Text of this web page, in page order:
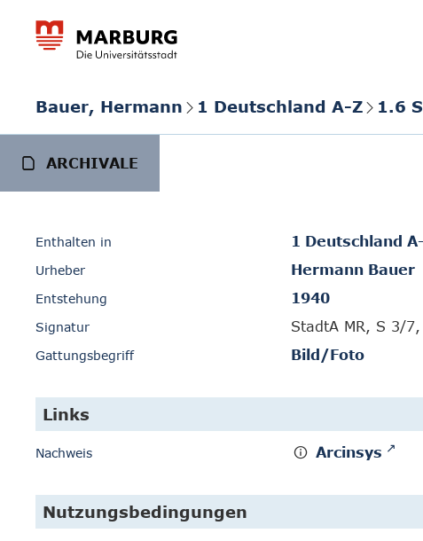
Bauer, Hermann 1 Deutschland A-Z 1.6
ARCHIVALE
Enthalten in 1 Deutschland
Urheber Hermann Bauer
Entstehung 1940
Signatur StadtA MR, S 3/
Gattungsbegriff Bild/Foto
Links
Nachweis Arcinsys
Nutzungsbedingungen